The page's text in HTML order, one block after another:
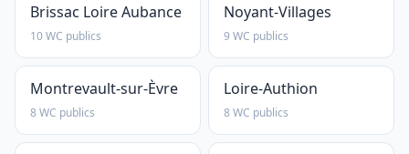
Brissac Loire Aubance
10 WC publics
Noyant-Villages
9 WC publics
Montrevault-sur-Èvre
8 WC publics
Loire-Authion
8 WC publics